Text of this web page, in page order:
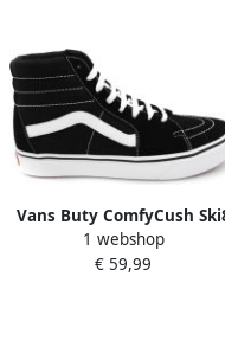
Vans Buty ComfyCush
Hi Va3Wmbvne Zwart
1 webshop
€ 59,99